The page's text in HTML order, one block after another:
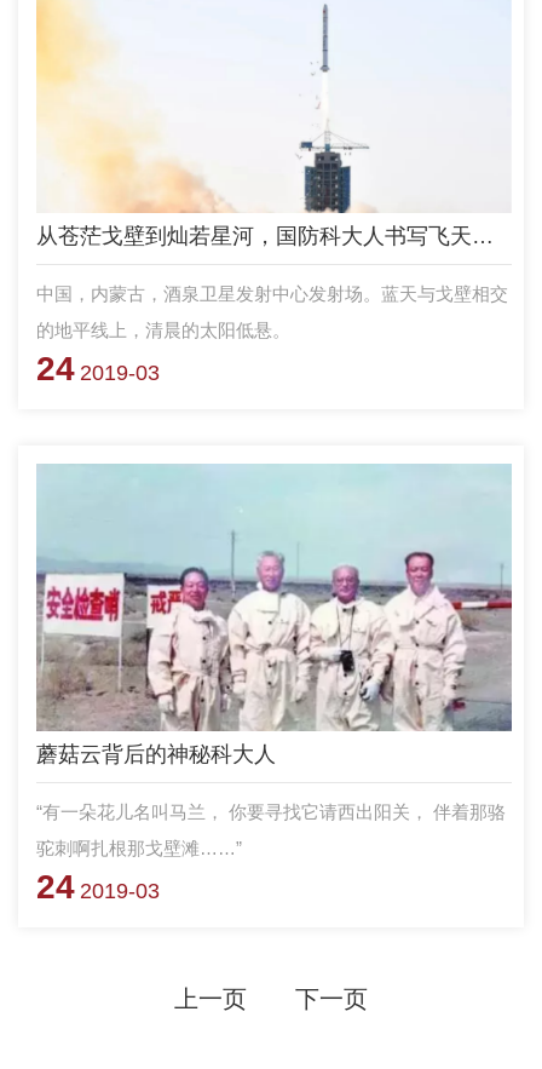
从苍茫戈壁到灿若星河，国防科大人书写飞天传奇！
中国，内蒙古，酒泉卫星发射中心发射场。蓝天与戈壁相交
的地平线上，清晨的太阳低悬。
24 2019-03
蘑菇云背后的神秘科大人
“有一朵花儿名叫马兰， 你要寻找它请西出阳关， 伴着那骆
驼刺啊扎根那戈壁滩……”
24 2019-03
上一页 下一页